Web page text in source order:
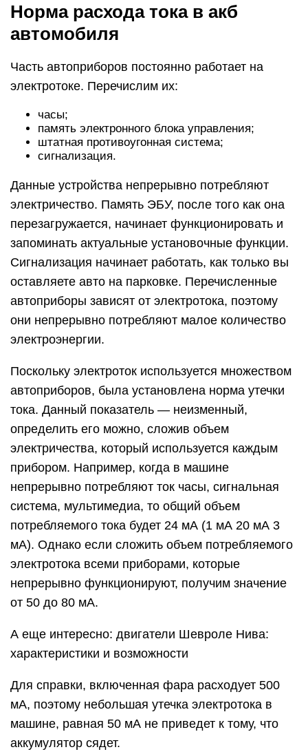
Норма расхода тока в акб
автомобиля
Часть автоприборов постоянно работает на
электротоке. Перечислим их:
часы;
память электронного блока управления;
штатная противоугонная система;
сигнализация.
Данные устройства непрерывно потребляют
электричество. Память ЭБУ, после того как она
перезагружается, начинает функционировать и
запоминать актуальные установочные функции.
Сигнализация начинает работать, как только вы
оставляете авто на парковке. Перечисленные
автоприборы зависят от электротока, поэтому
они непрерывно потребляют малое количество
электроэнергии.
Поскольку электроток используется множеством
автоприборов, была установлена норма утечки
тока. Данный показатель — неизменный,
определить его можно, сложив объем
электричества, который используется каждым
прибором. Например, когда в машине
непрерывно потребляют ток часы, сигнальная
система, мультимедиа, то общий объем
потребляемого тока будет 24 мА (1 мА 20 мА 3
мА). Однако если сложить объем потребляемого
электротока всеми приборами, которые
непрерывно функционируют, получим значение
от 50 до 80 мА.
А еще интересно: двигатели Шевроле Нива:
характеристики и возможности
Для справки, включенная фара расходует 500
мА, поэтому небольшая утечка электротока в
машине, равная 50 мА не приведет к тому, что
аккумулятор сядет.